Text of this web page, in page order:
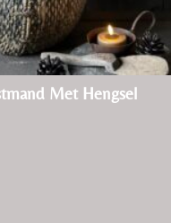
Met Hengsel